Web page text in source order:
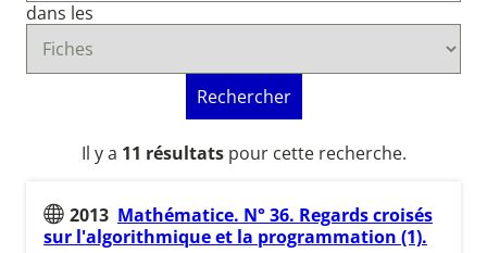
dans les
Rechercher
Il y a 11 résultatspour cette recherche.
2013 Mathématice. N° 36. Regards croisés
sur l'algorithmique et la programmation (1).